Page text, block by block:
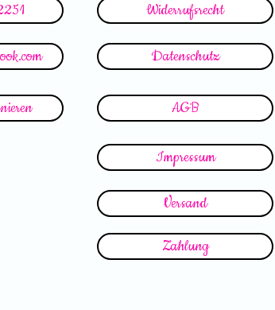
Widerrufsrecht
Datenschutz
AGB
Impressum
Versand
Zahlung